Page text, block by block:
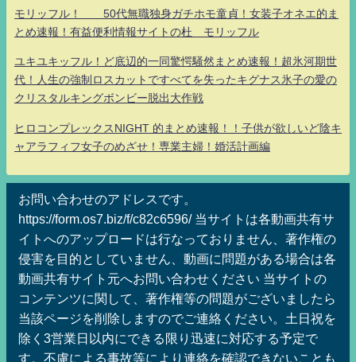
モリッフル！ 50代無職独身ガチホモ童貞！女装子オネエ的ま
とめ速報！有益便利情報サイトの杜 モリッフル
ユキユキッフル！ど底辺的一同驚愕騒然まとめ速報！超氷河期世
代！人生の強制ロスカットですべてを失ったキグナス氷子の愛の
クリスタルキングボンビー脱出大作戦
ヒロコンプレックスNIGHT 的まとめ速報！！子供が欲しいど陰キ
ャアラフィフ女子のめざせ！専業主婦！婚活計画編
お問い合わせのアドレスです。
https://form.os7.biz/f/c82c6596/ 当サイトは各動画共有サ
イトへのアップロードは行なっておりません、著作権の
侵害を目的としていません、動画に問題がある場合は各
動画共有サイト元へお問い合わせください 当サイトの
コンテンツに関して、著作権等の問題がございましたら
当該ページを削除しますのでご連絡ください。土日祝を
除く3営業日以内にできる限り迅速に対応する予定で
す。不慮による事故等により連絡を確認できないことも